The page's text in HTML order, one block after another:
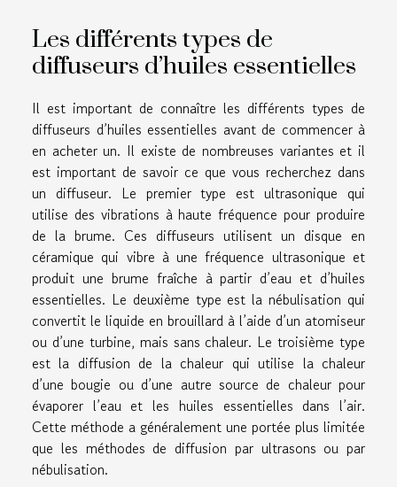
Les différents types de
diffuseurs d’huiles essentielles
Il est important de connaître les différents types de
diffuseurs d’huiles essentielles avant de commencer à
en acheter un. Il existe de nombreuses variantes et il
est important de savoir ce que vous recherchez dans
un diffuseur. Le premier type est ultrasonique qui
utilise des vibrations à haute fréquence pour produire
de la brume. Ces diffuseurs utilisent un disque en
céramique qui vibre à une fréquence ultrasonique et
produit une brume fraîche à partir d’eau et d’huiles
essentielles. Le deuxième type est la nébulisation qui
convertit le liquide en brouillard à l’aide d’un atomiseur
ou d’une turbine, mais sans chaleur. Le troisième type
est la diffusion de la chaleur qui utilise la chaleur
d’une bougie ou d’une autre source de chaleur pour
évaporer l’eau et les huiles essentielles dans l’air.
Cette méthode a généralement une portée plus limitée
que les méthodes de diffusion par ultrasons ou par
nébulisation.